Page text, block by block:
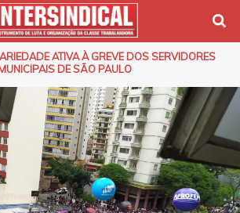
ATIVA À GREVE DOS SERVIDORES
DE SÃO PAULO